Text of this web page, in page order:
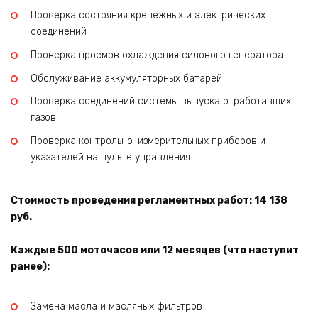
Проверка состояния крепежных и электрических
соединений
Проверка проемов охлаждения силового генератора
Обслуживание аккумуляторных батарей
Проверка соединений системы выпуска отработавших
газов
Проверка контрольно-измерительных приборов и
указателей на пульте управления
Стоимость проведения регламентных работ: 14 138
руб.
Каждые 500 моточасов или 12 месяцев (что наступит
ранее):
Замена масла и масляных фильтров